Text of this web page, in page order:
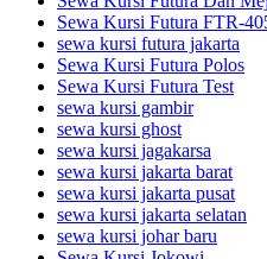
Sewa Kursi Futura FTR-
sewa kursi futura jakarta
Sewa Kursi Futura Polos
Sewa Kursi Futura Test
sewa kursi gambir
sewa kursi ghost
sewa kursi jagakarsa
sewa kursi jakarta barat
sewa kursi jakarta pusat
sewa kursi jakarta selatan
sewa kursi johar baru